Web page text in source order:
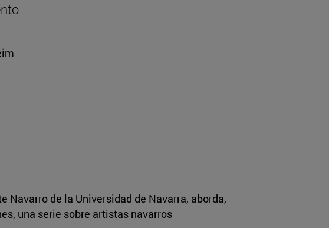
Navarro de la Universidad de Navarra, aborda,
una serie sobre artistas navarros